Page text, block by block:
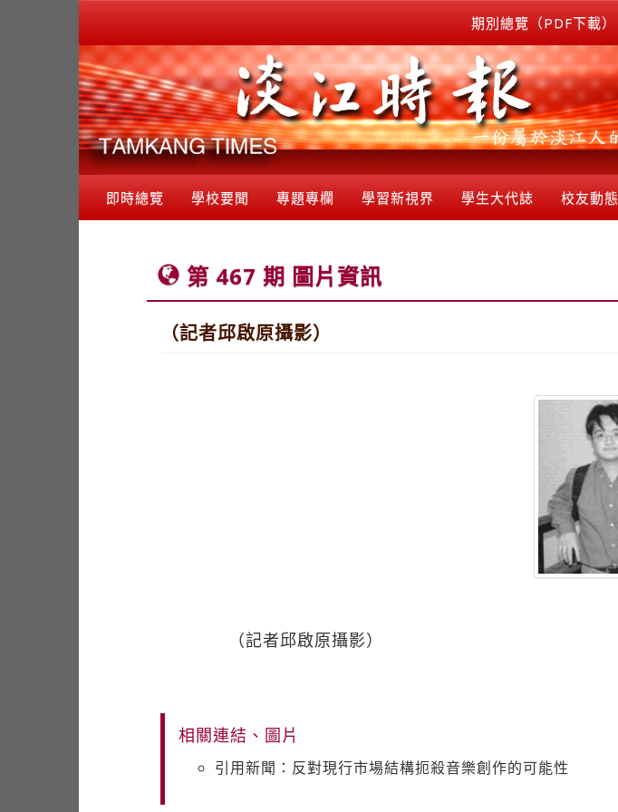
期別總覽（PDF下載）
即時總覽 學校要聞 專題專欄 學習新視界 學生大代誌 校友動態
第 467 期 圖片資訊
（記者邱啟原攝影）
（記者邱啟原攝影）
相關連結、圖片
引用新聞：反對現行市場結構扼殺音樂創作的可能性